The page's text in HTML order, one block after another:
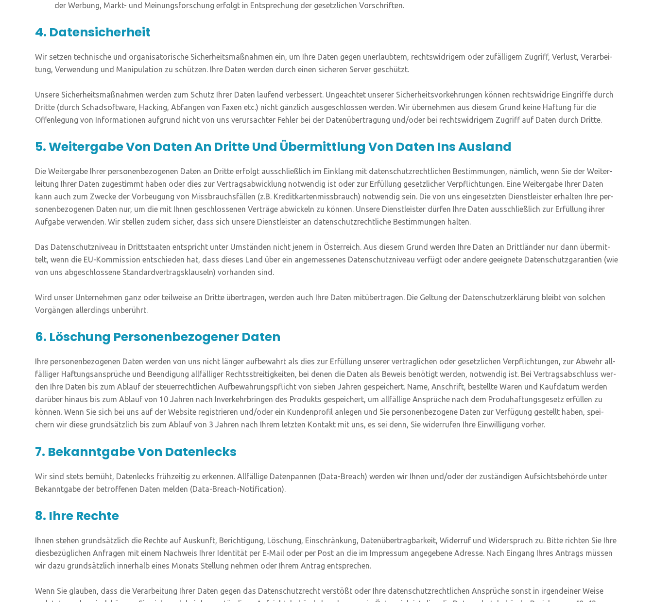
der Wer­bung, Markt- und Mei­nungs­for­schung erfolgt in Ent­spre­chung der gesetz­li­chen Vorschriften.
4. Datensicherheit
Wir set­zen tech­ni­sche und orga­ni­sa­to­ri­sche Sicher­heits­maß­nah­men ein, um Ihre Daten gegen uner­laub­tem, rechts­wid­ri­gem oder zufäl­li­gem Zugriff, Ver­lust, Ver­ar­bei­
tung, Ver­wen­dung und Mani­pu­la­ti­on zu schüt­zen. Ihre Daten wer­den durch einen siche­ren Ser­ver geschützt.
Unse­re Sicher­heits­maß­nah­men wer­den zum Schutz Ihrer Daten lau­fend ver­bes­sert. Unge­ach­tet unse­rer Sicher­heits­vor­keh­run­gen kön­nen rechts­wid­ri­ge Ein­grif­fe durch
Drit­te (durch Schad­soft­ware, Hack­ing, Abfan­gen von Faxen etc.) nicht gänz­lich aus­ge­schlos­sen wer­den. Wir über­neh­men aus die­sem Grund kei­ne Haf­tung für die
Offen­le­gung von Infor­ma­tio­nen auf­grund nicht von uns ver­ur­sach­ter Feh­ler bei der Daten­über­tra­gung und/oder bei rechts­wid­ri­gem Zugriff auf Daten durch Dritte.
5. Weitergabe Von Daten An Dritte Und Übermittlung Von Daten Ins Ausland
Die Wei­ter­ga­be Ihrer per­so­nen­be­zo­ge­nen Daten an Drit­te erfolgt aus­schließ­lich im Ein­klang mit daten­schutz­recht­li­chen Bestim­mun­gen, näm­lich, wenn Sie der Wei­ter­
lei­tung Ihrer Daten zuge­stimmt haben oder dies zur Ver­trags­ab­wick­lung not­wen­dig ist oder zur Erfül­lung gesetz­li­cher Ver­pflich­tun­gen. Eine Wei­ter­ga­be Ihrer Daten
kann auch zum Zwe­cke der Vor­beu­gung von Miss­brauchs­fäl­len (z.B. Kre­dit­kar­ten­miss­brauch) not­wen­dig sein. Die von uns ein­ge­setz­ten Dienst­leis­ter erhal­ten Ihre per­
so­nen­be­zo­ge­nen Daten nur, um die mit Ihnen geschlos­se­nen Ver­trä­ge abwi­ckeln zu kön­nen. Unse­re Dienst­leis­ter dür­fen Ihre Daten aus­schließ­lich zur Erfül­lung ihrer
Auf­ga­be ver­wen­den. Wir stel­len zudem sicher, dass sich unse­re Dienst­leis­ter an daten­schutz­recht­li­che Bestim­mun­gen halten.
Das Daten­schutz­ni­veau in Dritt­staa­ten ent­spricht unter Umstän­den nicht jenem in Öster­reich. Aus die­sem Grund wer­den Ihre Daten an Dritt­län­der nur dann über­mit­
telt, wenn die EU-Kom­mis­si­on ent­schie­den hat, dass die­ses Land über ein ange­mes­se­nes Daten­schutz­ni­veau ver­fügt oder ande­re geeig­ne­te Daten­schutz­ga­ran­tien (wie
von uns abge­schlos­se­ne Stan­dard­ver­trags­klau­seln) vor­han­den sind.
Wird unser Unter­neh­men ganz oder teil­wei­se an Drit­te über­tra­gen, wer­den auch Ihre Daten mit­über­tra­gen. Die Gel­tung der Daten­schutz­er­klä­rung bleibt von sol­chen
Vor­gän­gen aller­dings unberührt.
6. Löschung Personenbezogener Daten
Ihre per­so­nen­be­zo­ge­nen Daten wer­den von uns nicht län­ger auf­be­wahrt als dies zur Erfül­lung unse­rer ver­trag­li­chen oder gesetz­li­chen Ver­pflich­tun­gen, zur Abwehr all­
fäl­li­ger Haf­tungs­an­sprü­che und Been­di­gung all­fäl­li­ger Rechts­strei­tig­kei­ten, bei denen die Daten als Beweis benö­tigt wer­den, not­wen­dig ist. Bei Ver­trags­ab­schluss wer­
den Ihre Daten bis zum Ablauf der steu­er­recht­li­chen Auf­be­wah­rungs­pflicht von sie­ben Jah­ren gespei­chert. Name, Anschrift, bestell­te Waren und Kauf­da­tum wer­den
dar­über hin­aus bis zum Ablauf von 10 Jah­ren nach Inver­kehr­brin­gen des Pro­dukts gespei­chert, um all­fäl­li­ge Ansprü­che nach dem Prod­u­haf­tungs­ge­setz erfül­len zu
kön­nen. Wenn Sie sich bei uns auf der Web­site regis­trie­ren und/oder ein Kun­den­pro­fil anle­gen und Sie per­so­nen­be­zo­ge­ne Daten zur Ver­fü­gung gestellt haben, spei­
chern wir die­se grund­sätz­lich bis zum Ablauf von 3 Jah­ren nach Ihrem letz­ten Kon­takt mit uns, es sei denn, Sie wider­ru­fen Ihre Ein­wil­li­gung vorher.
7. Bekanntgabe Von Datenlecks
Wir sind stets bemüht, Daten­lecks früh­zei­tig zu erken­nen. All­fäl­li­ge Daten­pan­nen (Data-Breach) wer­den wir Ihnen und/oder der zustän­di­gen Auf­sichts­be­hör­de unter
Bekannt­ga­be der betrof­fe­nen Daten mel­den (Data-Breach-Noti­fi­ca­ti­on).
8. Ihre Rechte
Ihnen ste­hen grund­sätz­lich die Rech­te auf Aus­kunft, Berich­ti­gung, Löschung, Ein­schrän­kung, Daten­über­trag­bar­keit, Wider­ruf und Wider­spruch zu. Bit­te rich­ten Sie Ihre
dies­be­züg­li­chen Anfra­gen mit einem Nach­weis Ihrer Iden­ti­tät per E‑Mail oder per Post an die im Impres­sum ange­ge­be­ne Adres­se. Nach Ein­gang Ihres Antrags müs­sen
wir dazu grund­sätz­lich inner­halb eines Monats Stel­lung neh­men oder Ihrem Antrag entsprechen.
Wenn Sie glau­ben, dass die Ver­ar­bei­tung Ihrer Daten gegen das Daten­schutz­recht ver­stößt oder Ihre daten­schutz­recht­li­chen Ansprü­che sonst in irgend­ei­ner Wei­se